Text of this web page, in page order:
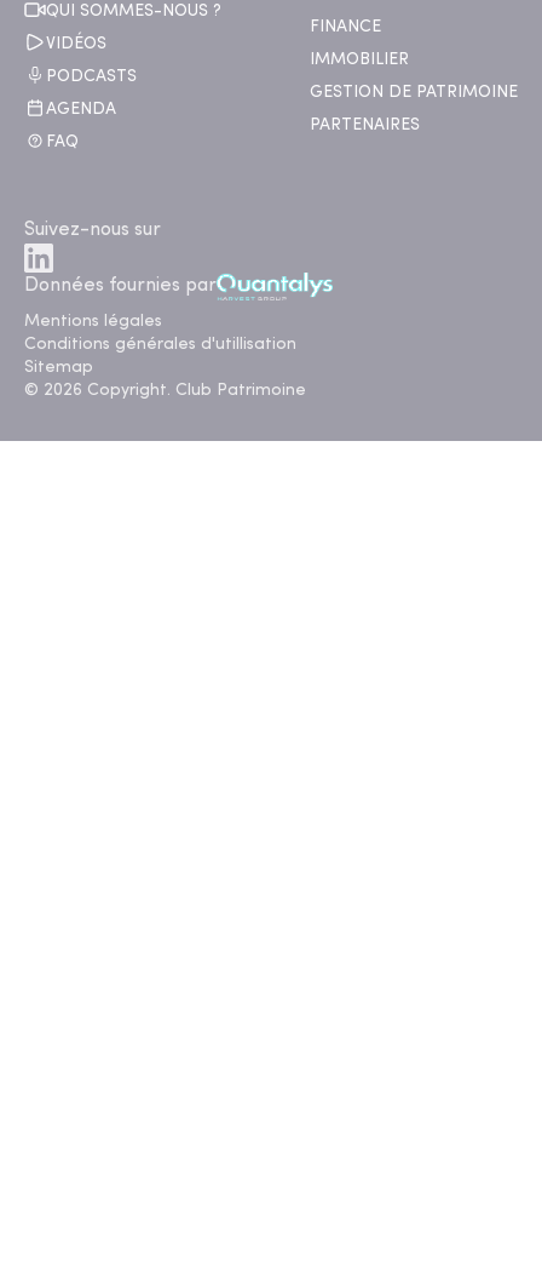
QUI SOMMES-NOUS ?
VIDÉOS
PODCASTS
AGENDA
FAQ
FINANCE
IMMOBILIER
GESTION DE PATRIMOINE
PARTENAIRES
Suivez-nous sur
Données fournies par
Mentions légales
Conditions générales d'utillisation
Sitemap
© 2026 Copyright. Club Patrimoine